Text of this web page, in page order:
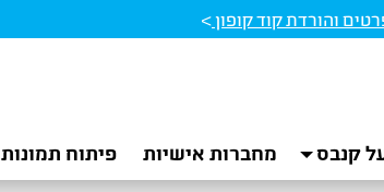
והורדת קוד קופון>
קנבס מחברות אישיות פיתוח תמונות